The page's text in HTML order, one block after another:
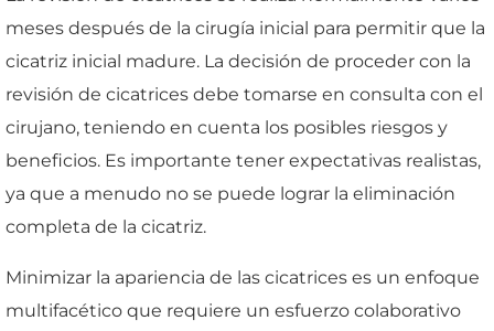
meses después de la cirugía inicial para permitir que la
cicatriz inicial madure. La decisión de proceder con la
revisión de cicatrices debe tomarse en consulta con el
cirujano, teniendo en cuenta los posibles riesgos y
beneficios. Es importante tener expectativas realistas,
ya que a menudo no se puede lograr la eliminación
completa de la cicatriz.
Minimizar la apariencia de las cicatrices es un enfoque
multifacético que requiere un esfuerzo colaborativo